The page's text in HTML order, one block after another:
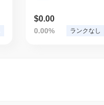
$0.00
0.00% ランクなし